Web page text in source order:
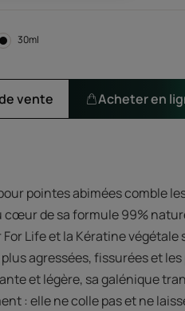
Tube
30ml
vente Acheter en
pointes abimées comble
de sa formule 99%
Life et la Kératine
agressées, fissurées et
et légère, sa galénique
: elle ne colle pas et ne